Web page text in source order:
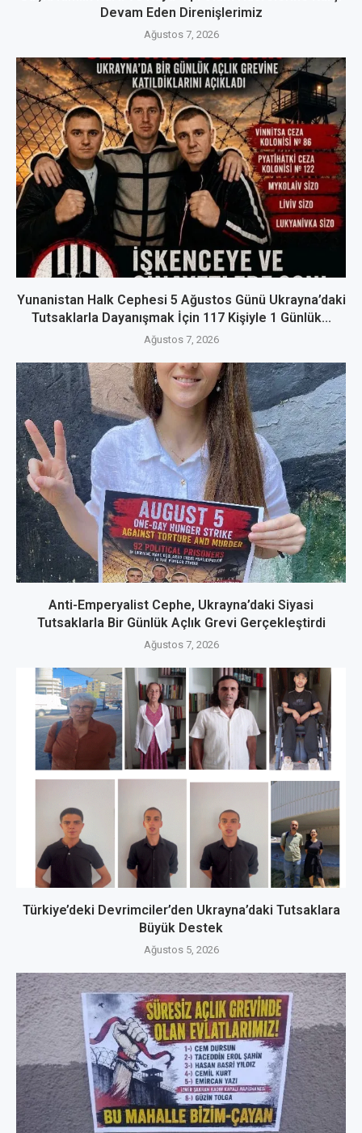
Devam Eden Direnişlerimiz
Ağustos 7, 2026
Yunanistan Halk Cephesi 5 Ağustos Günü Ukrayna’daki
Tutsaklarla Dayanışmak İçin 117 Kişiyle 1 Günlük...
Ağustos 7, 2026
Anti-Emperyalist Cephe, Ukrayna’daki Siyasi
Tutsaklarla Bir Günlük Açlık Grevi Gerçekleştirdi
Ağustos 7, 2026
Türkiye’deki Devrimciler’den Ukrayna’daki Tutsaklara
Büyük Destek
Ağustos 5, 2026